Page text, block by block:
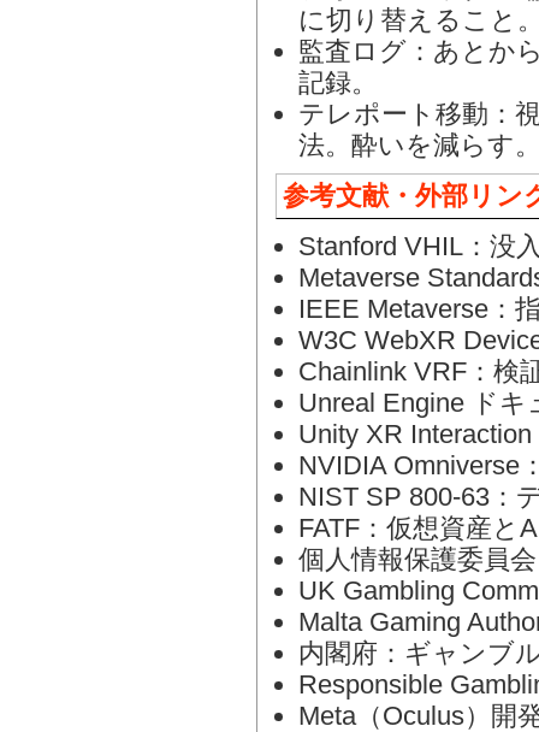
に切り替えること
監査ログ：あとか
記録。
テレポート移動：
法。酔いを減らす
参考文献・外部リン
Stanford VHIL：没
Metaverse
IEEE Metaverse：
W3C WebXR
Chainlink VRF：検
Unreal Engine ド
Unity XR
NVIDIA Omniverse
NIST SP 800-63：
FATF：仮想資産と
個人情報保護委員
UK Gambling
Malta Gaming
内閣府：ギャンブ
Responsible
Meta（Oculus）開